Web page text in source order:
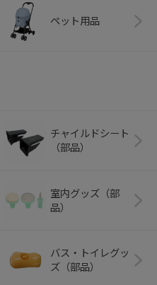
ペット用品
チャイルドシート
（部品）
室内グッズ（部
品）
バス・トイレグッ
ズ（部品）